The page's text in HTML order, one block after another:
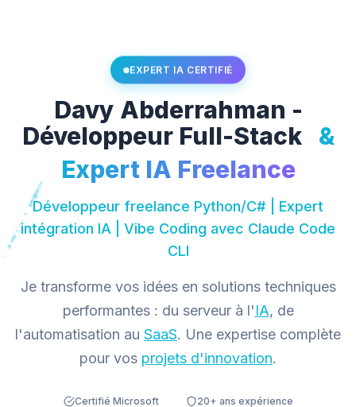
EXPERT IA CERTIFIÉ
Davy Abderrahman -
Développeur Full-Stack
DevOps & Expert IA
Freelance
Développeur freelance Python/C# | Expert
intégration IA | Vibe Coding avec Claude Code
CLI
Je transforme vos idées en solutions techniques
performantes : du serveur à l'IA, de
l'automatisation au SaaS. Une expertise complète
pour vos projets d'innovation.